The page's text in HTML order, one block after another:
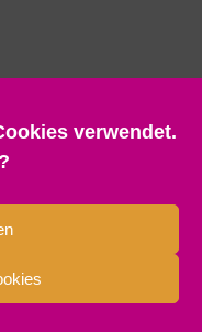
verwendet.